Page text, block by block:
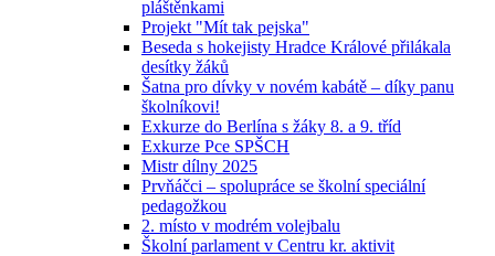
pláštěnkami
Projekt "Mít tak pejska"
Beseda s hokejisty Hradce Králové přilákala
desítky žáků
Šatna pro dívky v novém kabátě – díky panu
školníkovi!
Exkurze do Berlína s žáky 8. a 9. tříd
Exkurze Pce SPŠCH
Mistr dílny 2025
Prvňáčci – spolupráce se školní speciální
pedagožkou
2. místo v modrém volejbalu
Školní parlament v Centru kr. aktivit